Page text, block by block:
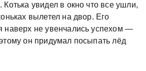
увидел в окно что все ушли,
вылетел на двор. Его
наверх не увенчались успехом —
он придумал посыпать лёд